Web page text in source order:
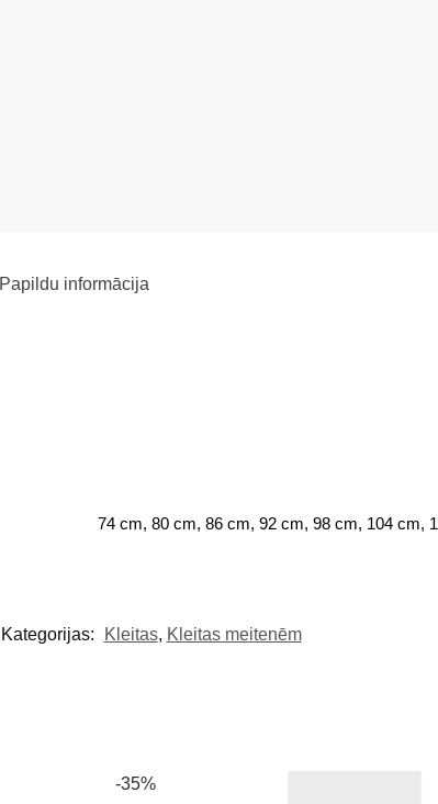
Papildu informācija
74 cm, 80 cm, 86 cm, 92 cm, 98 cm, 104 cm,
Kategorijas: Kleitas, Kleitas meitenēm
-35%